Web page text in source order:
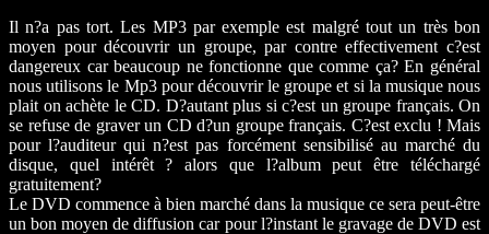
Il n?a pas tort. Les MP3 par exemple est malgré tout un très bon
moyen pour découvrir un groupe, par contre effectivement c?est
dangereux car beaucoup ne fonctionne que comme ça? En général
nous utilisons le Mp3 pour découvrir le groupe et si la musique nous
plait on achète le CD. D?autant plus si c?est un groupe français. On
se refuse de graver un CD d?un groupe français. C?est exclu ! Mais
pour l?auditeur qui n?est pas forcément sensibilisé au marché du
disque, quel intérêt ? alors que l?album peut être téléchargé
gratuitement?
Le DVD commence à bien marché dans la musique ce sera peut-être
un bon moyen de diffusion car pour l?instant le gravage de DVD est